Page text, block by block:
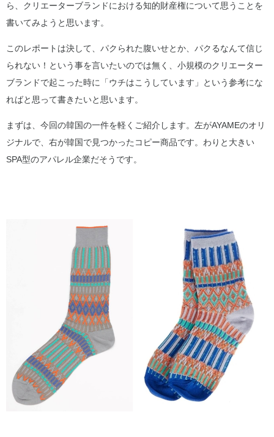
ら、クリエーターブランドにおける知的財産権について思うことを
書いてみようと思います。
このレポートは決して、パクられた腹いせとか、パクるなんて信じ
られない！という事を言いたいのでは無く、小規模のクリエーター
ブランドで起こった時に「ウチはこうしています」という参考にな
ればと思って書きたいと思います。
まずは、今回の韓国の一件を軽くご紹介します。左がAYAMEのオリ
ジナルで、右が韓国で見つかったコピー商品です。わりと大きい
SPA型のアパレル企業だそうです。